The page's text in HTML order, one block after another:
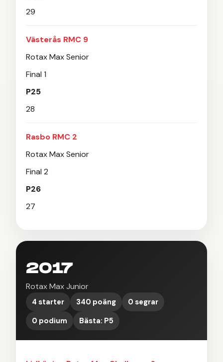
29
Västerås RMC 9
Rotax Max Senior
Final 1
P25
28
Rasbo RMC 2
Rotax Max Senior
Final 2
P26
27
2017
Rotax Max Junior
4 starter 340 poäng
0 segrar
0 podium
Bästa: P5